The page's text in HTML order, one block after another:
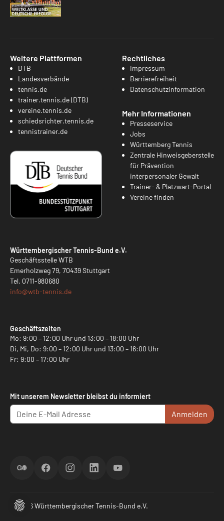
Weitere Plattformen
DTB
Landesverbände
tennis.de
trainer.tennis.de (DTB)
vereine.tennis.de
schiedsrichter.tennis.de
tennistrainer.de
Rechtliches
Impressum
Barrierefreiheit
Datenschutzinformation
Mehr Informationen
Presseservice
Jobs
Württemberg Tennis
Zentrale Hinweisgeberstelle
für Prävention
interpersonaler Gewalt
Trainer- & Platzwart-Portal
Vereine finden
Württembergischer Tennis-Bund e.V.
Geschäftsstelle WTB
Emerholzweg 79, 70439 Stuttgart
Tel. 0711-980680
info@wtb-tennis.de
Geschäftszeiten
Mo: 9:00 – 12:00 Uhr und 13:00 – 18:00 Uhr
Di, Mi, Do: 9:00 – 12:00 Uhr und 13:00 – 16:00 Uhr
Fr: 9:00 – 17:00 Uhr
Mit unserem Newsletter bleibst du informiert
Anmelden
ScoreGOFacebookInstagramLinkedInYouTube
© 2026 Württembergischer Tennis-Bund e.V.